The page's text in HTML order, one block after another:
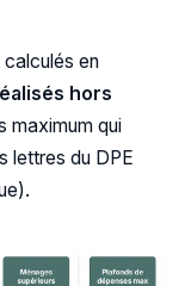
calculés en
hors
maximum qui
lettres du DPE